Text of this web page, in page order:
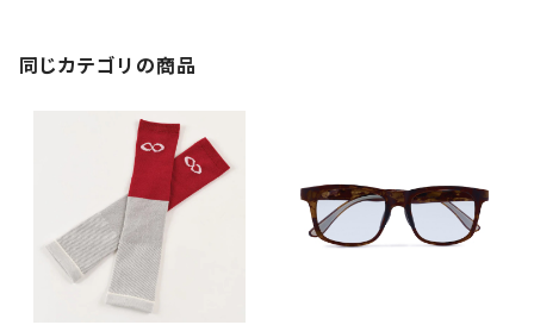
同じカテゴリの商品